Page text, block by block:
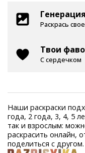
Генерация
Раскрась
Твои
С сердечком
Наши раскраски
года, 2 года, 3, 4, 5
так и взрослым:
раскрасить онлайн,
поделиться с другом.